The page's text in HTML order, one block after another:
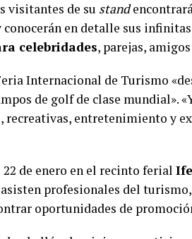
visitantes de su stand
conocerán en detalle sus
celebridades, parejas,
Internacional de Turismo
de golf de clase mundial».
recreativas, entretenimiento y
22 de enero en el recinto ferial
profesionales del
oportunidades de